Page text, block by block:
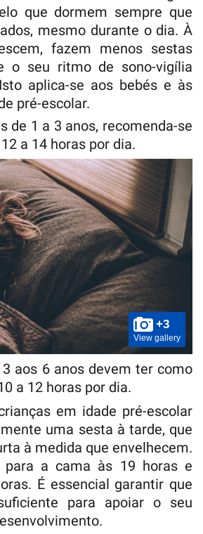
que dormem sempre que
mesmo durante o dia. À
fazem menos sestas
o seu ritmo de sono-vigília
aplica-se aos bebés e às
pré-escolar.
de 1 a 3 anos, recomenda-se
a 14 horas por dia.
+3
View gallery
aos 6 anos devem ter como
a 12 horas por dia.
em idade pré-escolar
uma sesta à tarde, que
à medida que envelhecem.
para a cama às 19 horas e
É essencial garantir que
para apoiar o seu